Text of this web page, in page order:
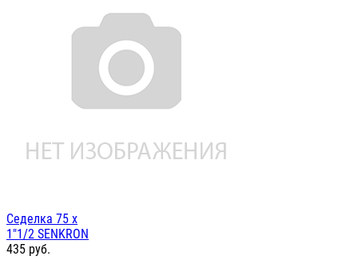
Седелка 75 х
1"1/2 SENKRON
435 руб.